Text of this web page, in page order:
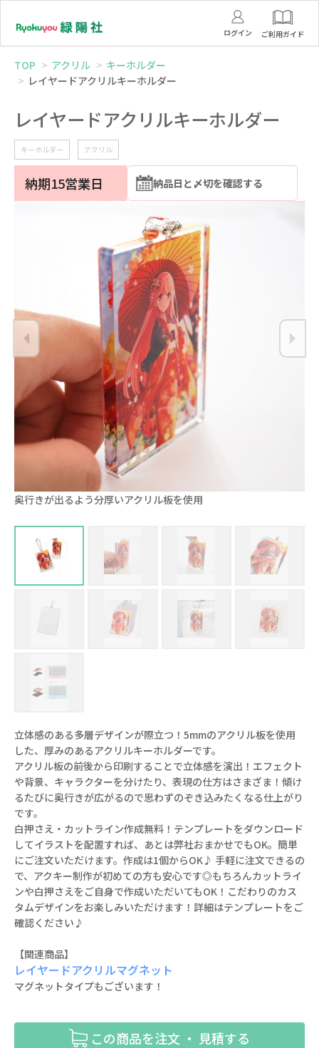
ログイン ご利用ガイド
TOP アクリル
キーホルダー
レイヤードアクリルキーホルダー
レイヤードアクリルキーホルダー
キーホルダー アクリル
納期15営業日 納品日と〆切を確認する
奥行きが出るよう分厚いアクリル板を使用
立体感のある多層デザインが際立つ！5mmのアクリル板を使用
した、厚みのあるアクリルキーホルダーです。
アクリル板の前後から印刷することで立体感を演出！エフェクト
や背景、キャラクターを分けたり、表現の仕方はさまざま！傾け
るたびに奥行きが広がるので思わずのぞき込みたくなる仕上がり
です。
白押さえ・カットライン作成無料！テンプレートをダウンロード
してイラストを配置すれば、あとは弊社おまかせでもOK。簡単
にご注文いただけます。作成は1個からOK♪ 手軽に注文できるの
で、アクキー制作が初めての方も安心です◎もちろんカットライ
ンや白押さえをご自身で作成いただいてもOK！こだわりのカス
タムデザインをお楽しみいただけます！詳細はテンプレートをご
確認ください♪
【関連商品】
レイヤードアクリルマグネット
マグネットタイプもございます！
この商品を注文 ・ 見積する